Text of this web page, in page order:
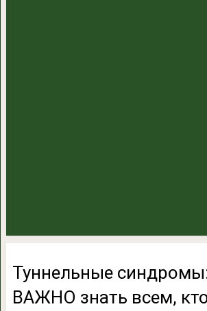
Туннельные
ВАЖНО знать всем,